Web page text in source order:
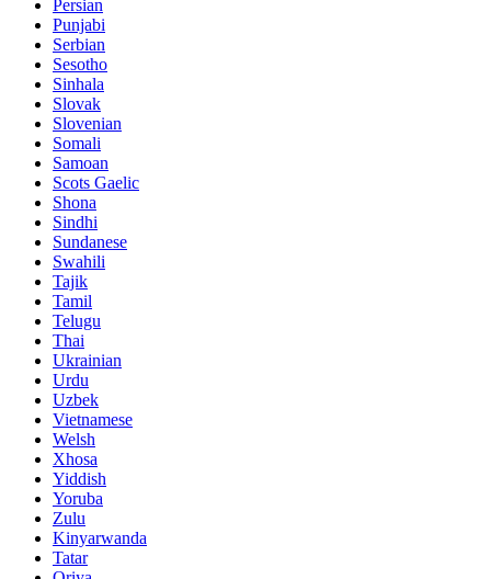
Persian
Punjabi
Serbian
Sesotho
Sinhala
Slovak
Slovenian
Somali
Samoan
Scots Gaelic
Shona
Sindhi
Sundanese
Swahili
Tajik
Tamil
Telugu
Thai
Ukrainian
Urdu
Uzbek
Vietnamese
Welsh
Xhosa
Yiddish
Yoruba
Zulu
Kinyarwanda
Tatar